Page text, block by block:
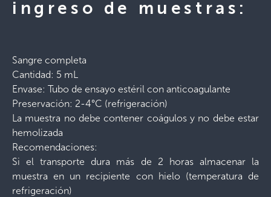
ingreso de muestras:
Sangre completa
Cantidad: 5 mL
Envase: Tubo de ensayo estéril con anticoagulante
Preservación: 2-4°C (refrigeración)
La muestra no debe contener coágulos y no debe estar
hemolizada
Recomendaciones:
Si el transporte dura más de 2 horas almacenar la
muestra en un recipiente con hielo (temperatura de
refrigeración)